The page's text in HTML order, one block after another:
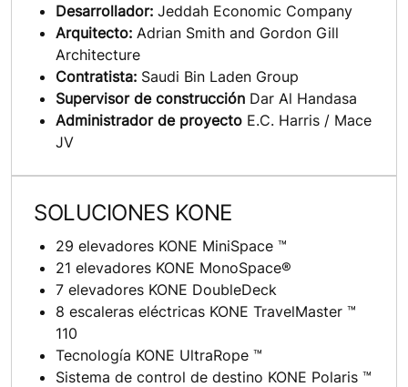
Desarrollador: Jeddah Economic Company
Arquitecto: Adrian Smith and Gordon Gill
Architecture
Contratista: Saudi Bin Laden Group
Supervisor de construcción Dar Al Handasa
Administrador de proyecto E.C. Harris / Mace
JV
SOLUCIONES KONE
29 elevadores KONE MiniSpace ™
21 elevadores KONE MonoSpace®
7 elevadores KONE DoubleDeck
8 escaleras eléctricas KONE TravelMaster ™
110
Tecnología KONE UltraRope ™
Sistema de control de destino KONE Polaris ™